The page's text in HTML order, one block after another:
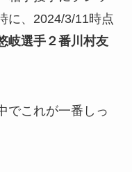
に、2024/3/11時点
岐選手２番川村友
でこれが一番しっ